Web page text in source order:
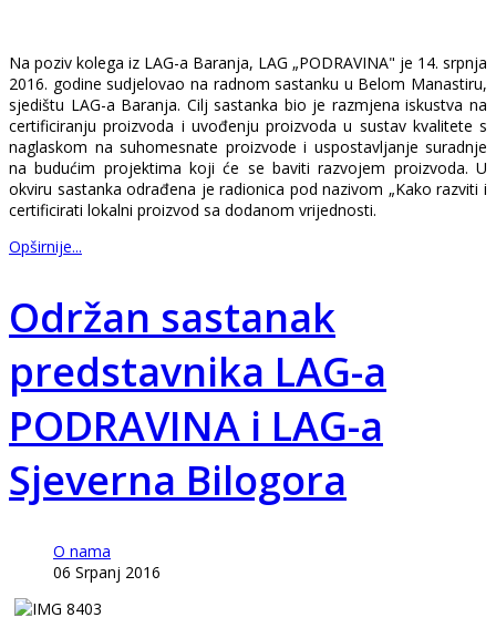
Na poziv kolega iz LAG-a Baranja, LAG „PODRAVINA" je 14. srpnja
2016. godine sudjelovao na radnom sastanku u Belom Manastiru,
sjedištu LAG-a Baranja. Cilj sastanka bio je razmjena iskustva na
certificiranju proizvoda i uvođenju proizvoda u sustav kvalitete s
naglaskom na suhomesnate proizvode i uspostavljanje suradnje
na budućim projektima koji će se baviti razvojem proizvoda. U
okviru sastanka odrađena je radionica pod nazivom „Kako razviti i
certificirati lokalni proizvod sa dodanom vrijednosti.
Opširnije...
Održan sastanak
predstavnika LAG-a
PODRAVINA i LAG-a
Sjeverna Bilogora
O nama
06 Srpanj 2016